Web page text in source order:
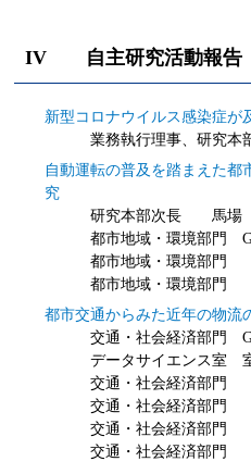
IV 自主研究活動報告
新型コロナウイルス感染症が
業務執行理事、研究
自動運転の普及を踏まえた都
究
研究本部次長 馬場
都市地域・環境部
都市地域・環境部
都市地域・環境部
都市交通からみた近年の物流
交通・社会経済部
データサイエンス
交通・社会経済部
交通・社会経済部
交通・社会経済部
交通・社会経済部